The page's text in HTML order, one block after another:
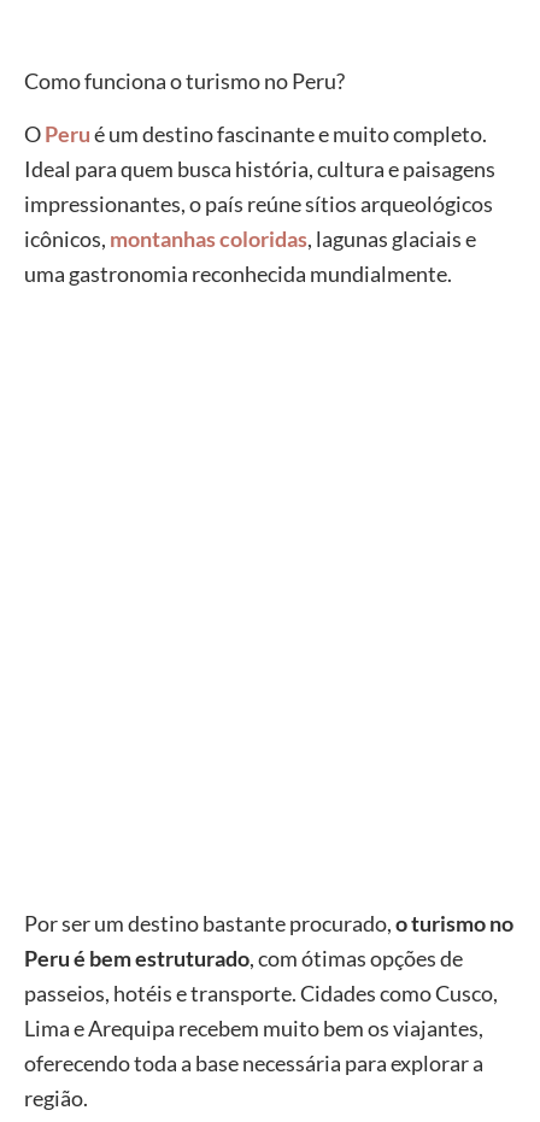
Como funciona o turismo no Peru?
OPerué um destino fascinante e muito completo.
Ideal para quem busca história, cultura e paisagens
impressionantes, o país reúne sítios arqueológicos
icônicos, montanhas coloridas, lagunas glaciais e
uma gastronomia reconhecida mundialmente.
Por ser um destino bastante procurado,o turismo no
Peru é bem estruturado, com ótimas opções de
passeios, hotéis e transporte. Cidades como Cusco,
Lima e Arequipa recebem muito bem os viajantes,
oferecendo toda a base necessária para explorar a
região.